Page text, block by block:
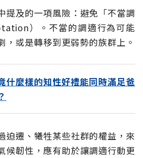
提及的一項風險：避免「不當調
）。不當的調適行為可能
，或是轉移到更弱勢的族群上。
什麼樣的知性好禮能同時滿足爸
迫遷、犧牲某些社群的權益，來
候韌性，應有助於讓調適行動更